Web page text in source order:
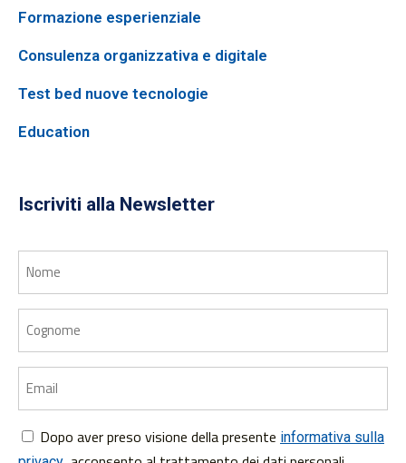
Formazione esperienziale
Consulenza organizzativa e digitale
Test bed nuove tecnologie
Education
Iscriviti alla Newsletter
Nome
Cognome
Email
Consenso
*
Dopo aver preso visione della presente informativa sulla